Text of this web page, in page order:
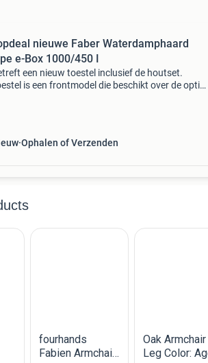
nieuwe Faber Waterdamphaard
e-Box 1000/450 I
een nieuw toestel inclusief de houtset.
is een frontmodel die beschikt over de opti-
Ophalen of Verzenden